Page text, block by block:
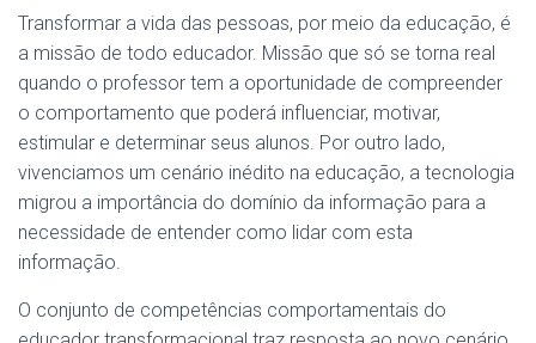
Transformar a vida das pessoas, por meio da educação, é
a missão de todo educador. Missão que só se torna real
quando o professor tem a oportunidade de compreender
o comportamento que poderá influenciar, motivar,
estimular e determinar seus alunos. Por outro lado,
vivenciamos um cenário inédito na educação, a tecnologia
migrou a importância do domínio da informação para a
necessidade de entender como lidar com esta
informação.
O conjunto de competências comportamentais do